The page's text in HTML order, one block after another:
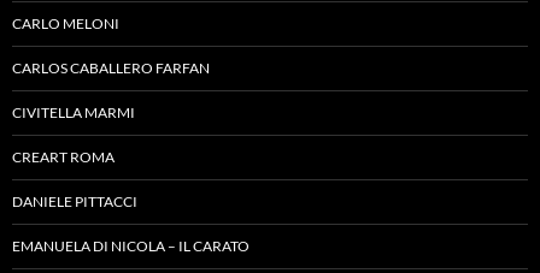
CARLO MELONI
CARLOS CABALLERO FARFAN
CIVITELLA MARMI
CREART ROMA
DANIELE PITTACCI
EMANUELA DI NICOLA – IL CARATO